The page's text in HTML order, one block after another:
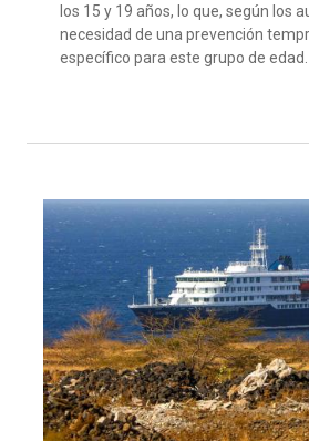
los 15 y 19 años, lo que, según los
necesidad de una prevención
específico para este grupo de edad.